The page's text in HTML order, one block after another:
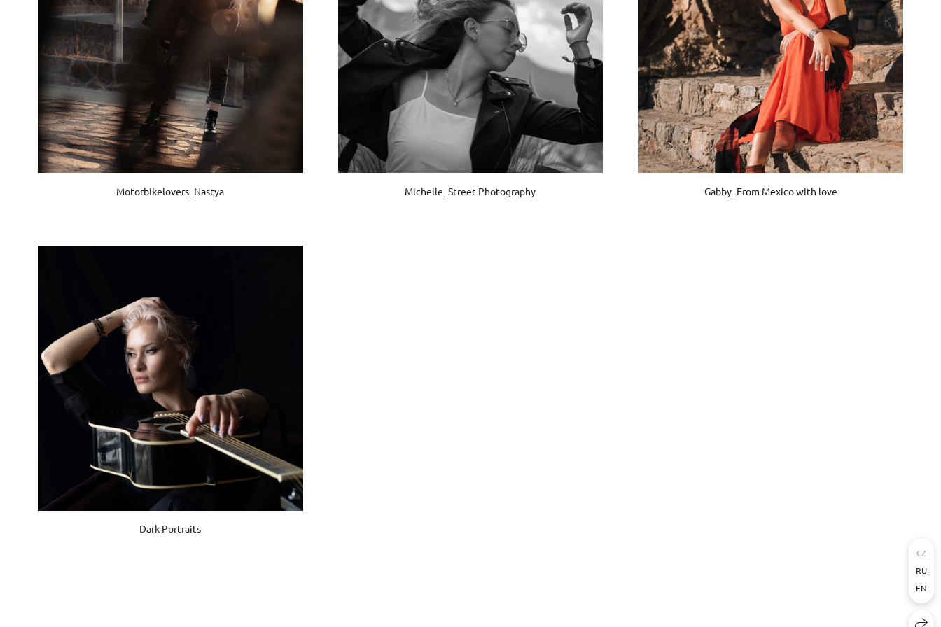
Motorbikelovers_Nastya Michelle_Street Photography Gabby_From Mexico with love
Dark Portraits
CZ
RU
EN